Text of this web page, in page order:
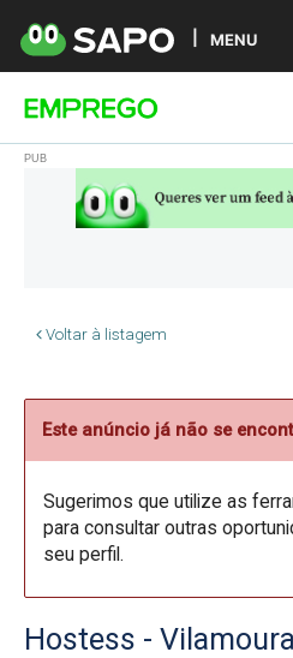
MENU
Voltar à listagem
Este anúncio já não se
Sugerimos que utilize as
para consultar outras
seu perfil.
Hostess - Vilamoura